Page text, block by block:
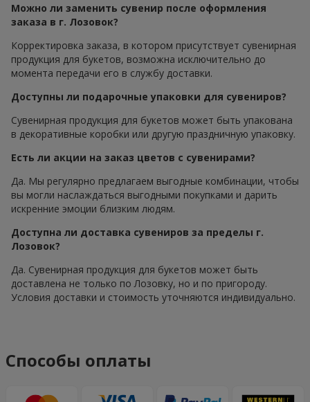
Можно ли заменить сувенир после оформления
заказа в г. Лозовок?
Корректировка заказа, в котором присутствует сувенирная
продукция для букетов, возможна исключительно до
момента передачи его в службу доставки.
Доступны ли подарочные упаковки для сувениров?
Сувенирная продукция для букетов может быть упакована
в декоративные коробки или другую праздничную упаковку.
Есть ли акции на заказ цветов с сувенирами?
Да. Мы регулярно предлагаем выгодные комбинации, чтобы
вы могли наслаждаться выгодными покупками и дарить
искренние эмоции близким людям.
Доступна ли доставка сувениров за пределы г.
Лозовок?
Да. Сувенирная продукция для букетов может быть
доставлена не только по Лозовку, но и по пригороду.
Условия доставки и стоимость уточняются индивидуально.
Способы оплаты